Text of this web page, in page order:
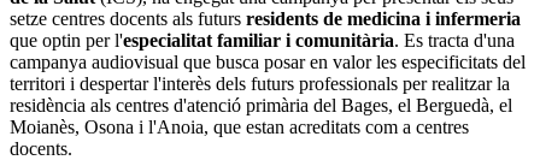
setze centres docents als futurs residents de medicina i infermeria
que optin per l'especialitat familiar i comunitària. Es tracta d'una
campanya audiovisual que busca posar en valor les especificitats del
territori i despertar l'interès dels futurs professionals per realitzar la
residència als centres d'atenció primària del Bages, el Berguedà, el
Moianès, Osona i l'Anoia, que estan acreditats com a centres
docents.